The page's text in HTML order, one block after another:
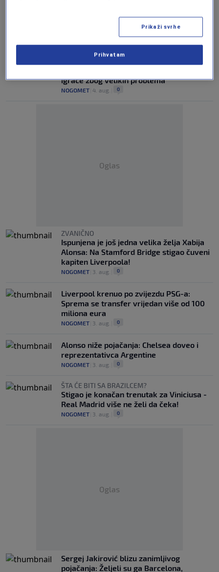
Mohamed Salah ima novi klub - karijeru
nastavlja na neočekivanoj destinaciji
0
igrače zbog velikih problema
NOGOMET 4. aug. 0
Oglas
ZVANIČNO
Ispunjena je još jedna velika želja Xabija
Alonsa: Na Stamford Bridge stigao čuveni
kapiten Liverpoola!
NOGOMET 3. aug. 0
Liverpool krenuo po zvijezdu PSG-a:
Sprema se transfer vrijedan više od 100
miliona eura
NOGOMET 3. aug. 0
Alonso niže pojačanja: Chelsea doveo i
reprezentativca Argentine
NOGOMET 3. aug. 0
ŠTA ĆE BITI SA BRAZILCEM?
Stigao je konačan trenutak za Viniciusa -
Real Madrid više ne želi da čeka!
NOGOMET 3. aug. 0
Oglas
Sergej Jakirović blizu zanimljivog
pojačanja: Željeli su ga Barcelona,
Prikaži svrhe
Prihvatam